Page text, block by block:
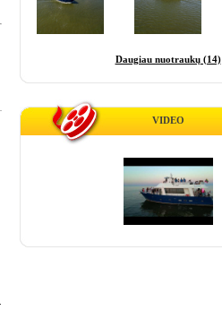
Daugiau nuotraukų (14)
VIDEO